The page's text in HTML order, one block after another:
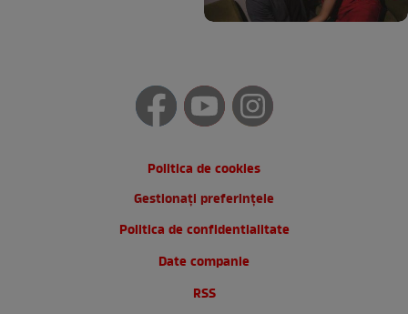
Politica de cookies
Gestionați preferințele
Politica de confidentialitate
Date companie
RSS